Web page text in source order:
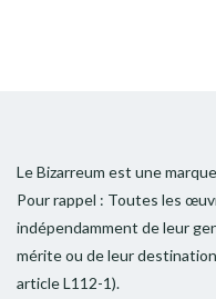
Le Bizarreum est une
Pour rappel : Toutes les
indépendamment de leur
mérite ou de leur
article L112-1).